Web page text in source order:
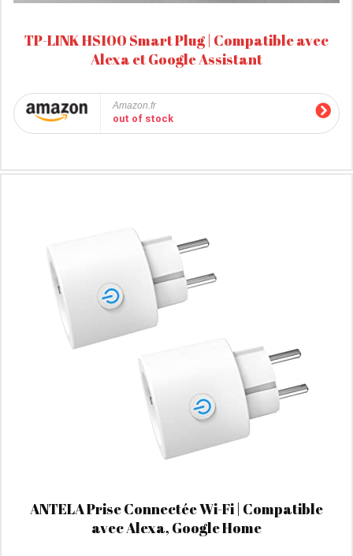
TP-LINK HS100 Smart Plug | Compatible avec
Alexa et Google Assistant
Amazon.fr
out of stock
ANTELA Prise Connectée Wi-Fi | Compatible
avec Alexa, Google Home